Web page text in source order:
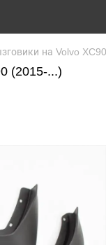
на Volvo
(2015-...)